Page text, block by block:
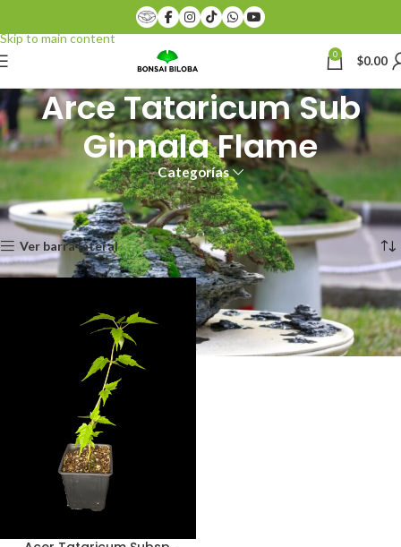
Skip to main content
0 $0.00
Arce Tataricum Sub
Ginnala Flame
Categorías
Inicio
Productos etiquetados “Arce Tataricum Sub Ginnala Flame”
Mostrando el único resultado
Ver barra lateral